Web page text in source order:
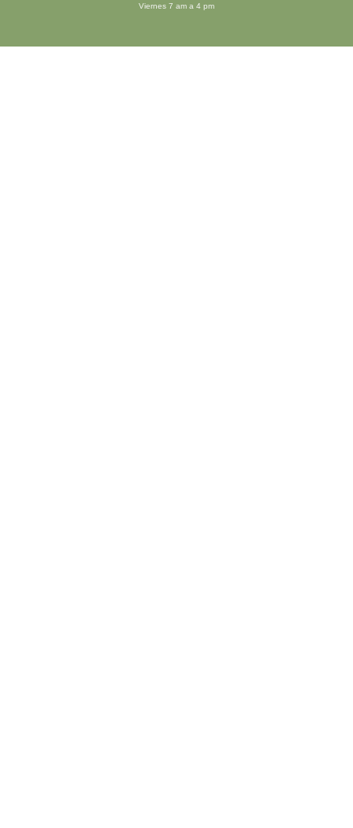
Viernes 7 am a 4 pm